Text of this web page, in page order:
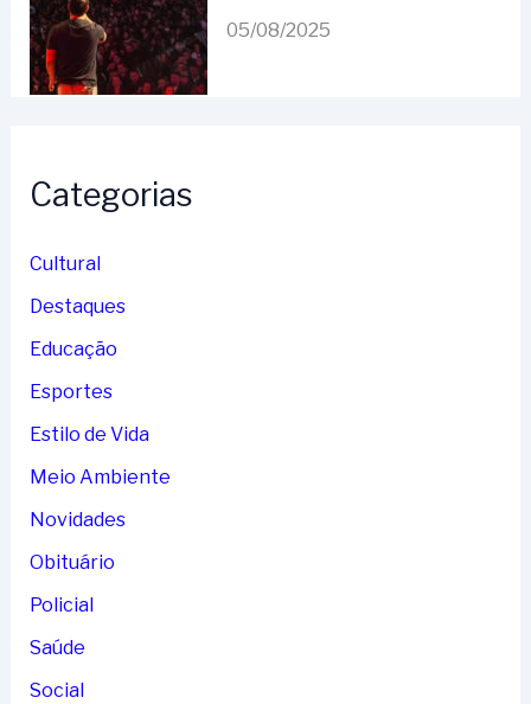
05/08/2025
Categorias
Cultural
Destaques
Educação
Esportes
Estilo de Vida
Meio Ambiente
Novidades
Obituário
Policial
Saúde
Social